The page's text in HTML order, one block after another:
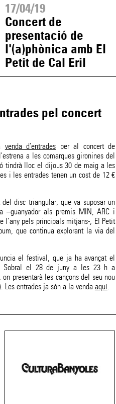
17/04/19
Concert de
presentació de
l'(a)phònica amb El
Petit de Cal Eril
pel concert
venda d'entrades per al concert de
a les comarques gironines del
tindrà lloc el dijous 30 de maig a les
i les entrades tenen un cost de 12 €
disc triangular, que va suposar un
–guanyador als premis MIN, ARC i
l’any pels principals mitjans-, El Petit
que continua explorant la via del
el festival, que ja ha avançat el
Sobral el 28 de juny a les 23 h a
presentarà les cançons del seu nou
Les entrades ja són a la venda aquí.